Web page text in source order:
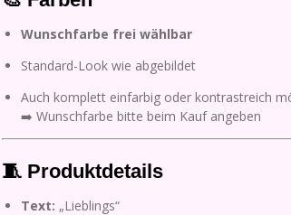
Wunschfarbe frei wählbar
Standard-Look wie abgebildet
Auch komplett einfarbig oder kontrastreich
➡️ Wunschfarbe bitte beim Kauf angeben
🧵 Produktdetails
Text: „Lieblings“